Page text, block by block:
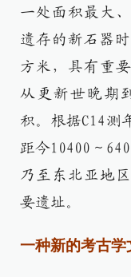
一处面积最大
遗存的新石器
方米，具有重
从更新世晚期
积。根据C14测
距今10400～
乃至东北亚地
要遗址。
一种新的考古